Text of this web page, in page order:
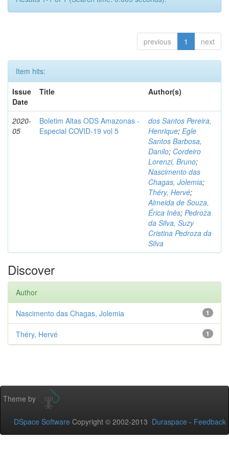
previous 1 next
Item hits:
Issue
Date
Title Author(s)
2020-
05
Boletim Altas ODS Amazonas -
Especial COVID-19 vol 5
dos Santos Pereira,
Henrique; Egle
Santos Barbosa,
Danilo; Cordeiro
Lorenzi, Bruno;
Nascimento das
Chagas, Jolemia;
Théry, Hervé;
Almeida de Souza,
Érica Inês; Pedroza
da Silva, Suzy
Cristina Pedroza da
Silva
Discover
Author
1
Nascimento das Chagas, Jolemia
1
Théry, Hervé
Theme by
DSpace Software Copyright © 2002-2013 Duraspace - Feedback